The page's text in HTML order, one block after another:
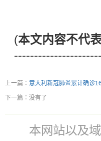
(本文内容不代
上一篇： 意大利新冠肺炎累计确诊
下一篇：没有了
本网站以及